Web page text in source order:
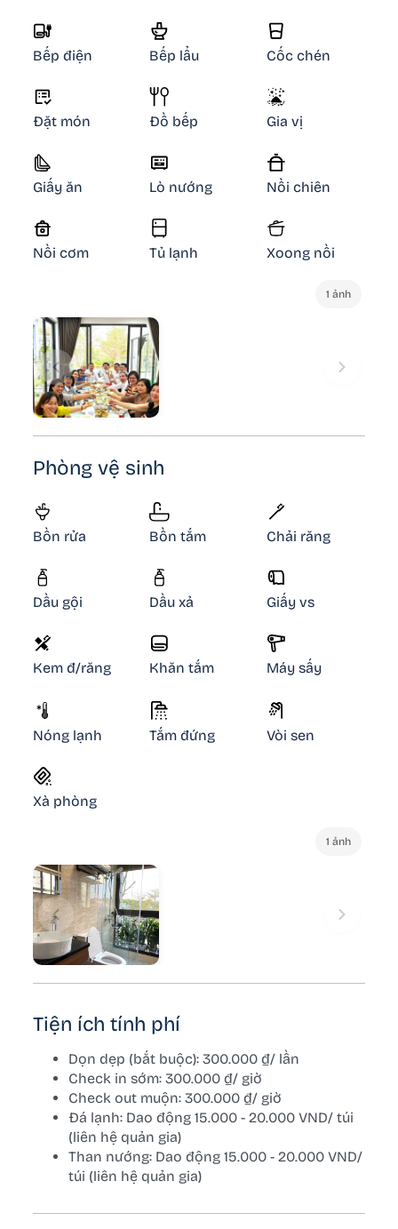
Bếp điện Bếp lẩu Cốc chén
Đặt món Đồ bếp Gia vị
Giấy ăn Lò nướng Nồi chiên
Nồi cơm Tủ lạnh Xoong nồi
1 ảnh
Phòng vệ sinh
Bồn rửa Bồn tắm Chải răng
Dầu gội Dầu xả Giấy vs
Kem đ/răng Khăn tắm Máy sấy
Nóng lạnh Tắm đứng Vòi sen
Xà phòng
1 ảnh
Tiện ích tính phí
Dọn dẹp (bắt buộc): 300.000 ₫/ lần
Check in sớm: 300.000 ₫/ giờ
Check out muộn: 300.000 ₫/ giờ
Đá lạnh: Dao động 15.000 - 20.000 VND/ túi
(liên hệ quản gia)
Than nướng: Dao động 15.000 - 20.000 VND/
túi (liên hệ quản gia)